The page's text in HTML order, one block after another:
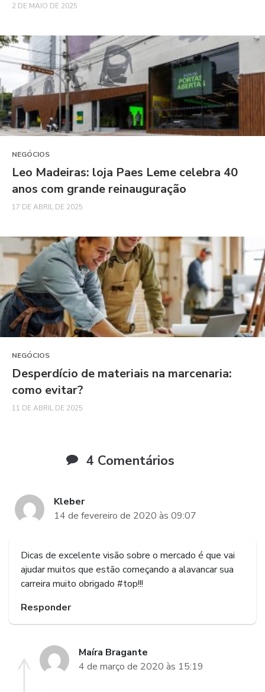
2 DE MAIO DE 2025
NEGÓCIOS
Leo Madeiras: loja Paes Leme celebra 40
anos com grande reinauguração
17 DE ABRIL DE 2025
NEGÓCIOS
Desperdício de materiais na marcenaria:
como evitar?
11 DE ABRIL DE 2025
4 Comentários
Kleber
14 de fevereiro de 2020 às 09:07
Dicas de excelente visão sobre o mercado é que vai
ajudar muitos que estão começando a alavancar sua
carreira muito obrigado #top!!!
Responder
Maíra Bragante
4 de março de 2020 às 15:19